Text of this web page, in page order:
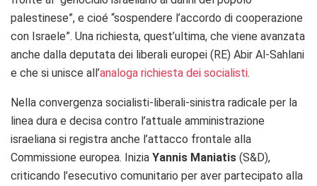
palestinese”, e cioé “sospendere l’accordo di cooperazione
con Israele”. Una richiesta, quest’ultima, che viene avanzata
anche dalla deputata dei liberali europei (RE) Abir Al-Sahlani
e che si unisce all’analoga richiesta dei socialisti.
Nella convergenza socialisti-liberali-sinistra radicale per la
linea dura e decisa contro l’attuale amministrazione
israeliana si registra anche l’attacco frontale alla
Commissione europea. Inizia Yannis Maniatis (S&D),
criticando l’esecutivo comunitario per aver partecipato alla